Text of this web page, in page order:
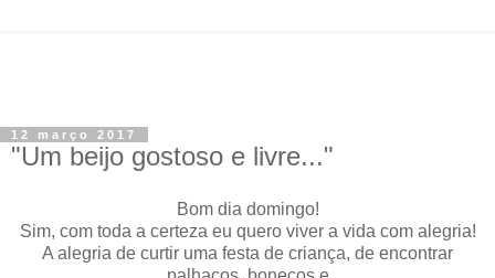
12 março 2017
"Um beijo gostoso e livre..."
Bom dia domingo!
Sim, com toda a certeza eu quero viver a vida com alegria!
A alegria de curtir uma festa de criança, de encontrar